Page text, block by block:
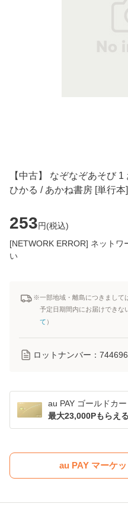
【中古】 なぞなぞあそび
ひかる / あかね書房 [単行本
253円(税込)
[NETWORK ERROR] ネットワ
い
※一部地域・離島につきまして
予定日期間内にお届けできな
て ）
ロットナンバー：
au PAY ゴールドカ
最大23,000Pもらえ
au PAY マーケ